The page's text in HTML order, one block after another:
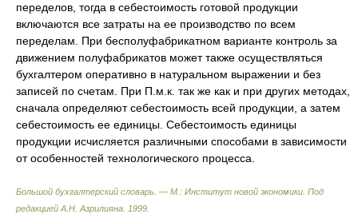
переделов, тогда в себестоимость готовой продукции
включаются все затраты на ее производство по всем
переделам. При бесполуфабрикатном варианте контроль за
движением полуфабрикатов может также осуществляться
бухгалтером оперативно в натуральном выражении и без
записей по счетам. При П.м.к. так же как и при других методах,
сначала определяют себестоимость всей продукции, а затем
себестоимость ее единицы. Себестоимость единицы
продукции исчисляется различными способами в зависимости
от особенностей технологического процесса.
Большой бухгалтерский словарь. — М.: Институт новой экономики Под
редакцией А.Н. Азрилияна 1999